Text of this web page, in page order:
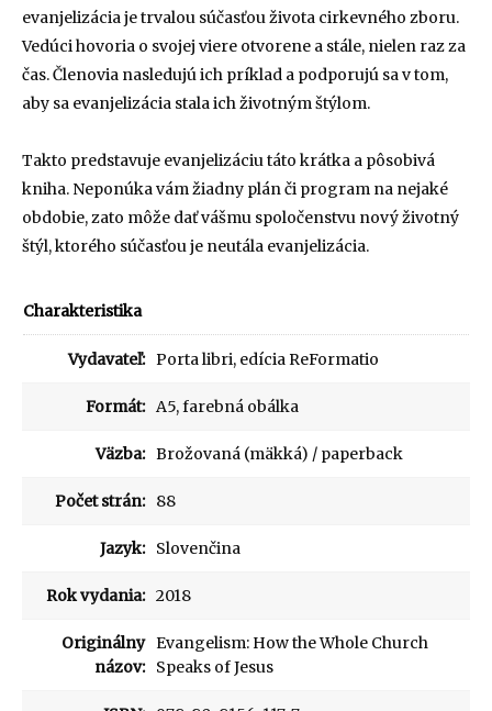
evanjelizácia je trvalou súčasťou života cirkevného zboru.
Vedúci hovoria o svojej viere otvorene a stále, nielen raz za
čas. Členovia nasledujú ich príklad a podporujú sa v tom,
aby sa evanjelizácia stala ich životným štýlom.
Takto predstavuje evanjelizáciu táto krátka a pôsobivá
kniha. Neponúka vám žiadny plán či program na nejaké
obdobie, zato môže dať vášmu spoločenstvu nový životný
štýl, ktorého súčasťou je neutála evanjelizácia.
Charakteristika
Vydavateľ: Porta libri, edícia ReFormatio
Formát: A5, farebná obálka
Väzba: Brožovaná (mäkká) / paperback
Počet strán: 88
Jazyk: Slovenčina
Rok vydania: 2018
Originálny
názov:
Evangelism: How the Whole Church
Speaks of Jesus